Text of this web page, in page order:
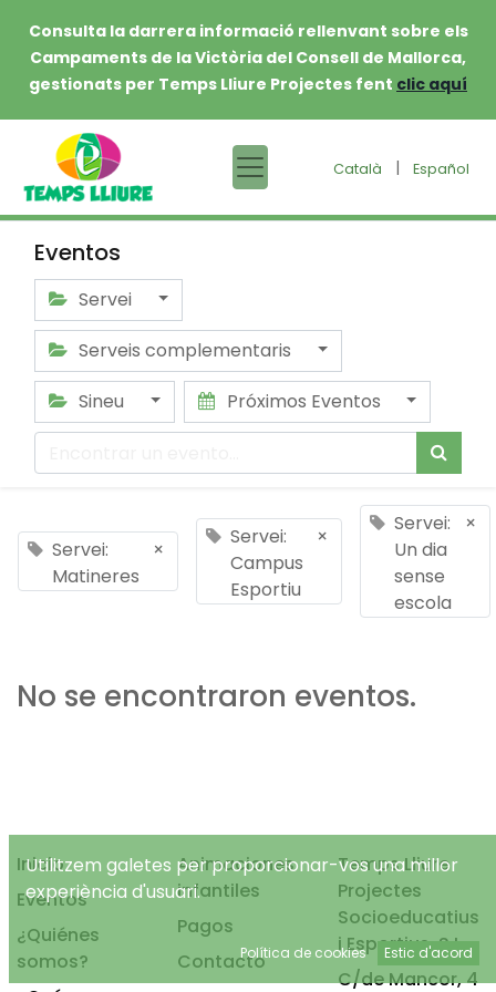
Consulta la darrera informació rellenvant sobre els
Campaments de la Victòria del Consell de Mallorca,
gestionats per Temps Lliure Projectes fent clic aquí
Català | Español
Eventos
Servei
Serveis complementaris
Sineu
Próximos Eventos
Servei:
Matineres
×
Servei:
Campus
Esportiu
×
Servei:
Un dia
sense
escola
×
No se encontraron eventos.
Inicio
Eventos
¿Quiénes
somos?
Animaciones
infantiles
Pagos
Contacto
Temps Lliure
Projectes
Socioeducatius
i Esportius, S.L.
C/de Mancor, 4
Utilitzem galetes per proporcionar-vos una millor
experiència d'usuari.
Política de cookies Estic d'acord